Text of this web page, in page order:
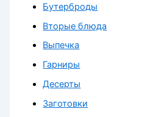
Бутерброды
Вторые блюда
Выпечка
Гарниры
Десерты
Заготовки